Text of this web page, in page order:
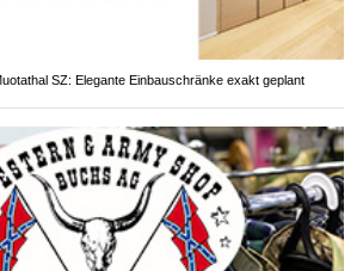
SZ: Elegante Einbauschränke exakt geplant